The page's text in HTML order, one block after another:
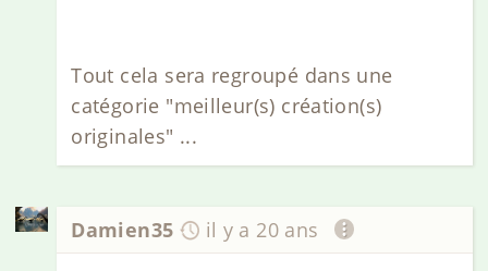
Tout cela sera regroupé dans une
catégorie "meilleur(s) création(s)
originales" ...
Damien35 il y a 20 ans